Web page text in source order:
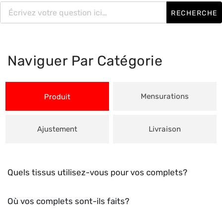
RECHERCHE
Naviguer Par Catégorie
Produit Mensurations
Ajustement Livraison
Quels tissus utilisez-vous pour vos complets?
Où vos complets sont-ils faits?